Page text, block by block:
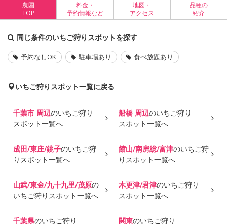
農園
TOP
料金・
予約情報など
地図・
アクセス
品種の
紹介
同じ条件のいちご狩りスポットを探す
予約なしOK 駐車場あり 食べ放題あり
いちご狩りスポット一覧に戻る
千葉市 周辺のいちご狩り
スポット一覧へ
船橋 周辺のいちご狩り
スポット一覧へ
成田/東庄/銚子のいちご狩
り スポット一覧へ
館山/南房総/富津のいちご狩
り スポット一覧へ
山武/東金/九十九里/茂原の
いちご狩り スポット一覧へ
木更津/君津のいちご狩り
スポット一覧へ
千葉県のいちご狩り 関東のいちご狩り